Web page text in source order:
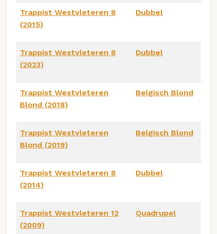
Trappist Westvleteren 8
(2015)
Dubbel
Trappist Westvleteren 8
(2023)
Dubbel
Trappist Westvleteren
Blond (2018)
Belgisch Blond
Trappist Westvleteren
Blond (2019)
Belgisch Blond
Trappist Westvleteren 8
(2014)
Dubbel
Trappist Westvleteren 12
(2009)
Quadrupel